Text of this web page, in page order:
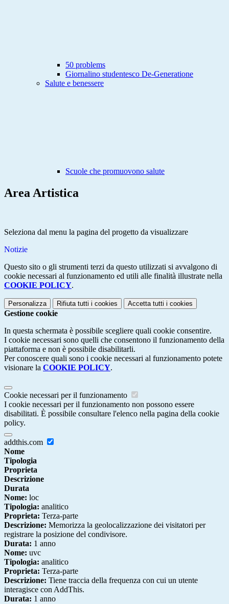
50 problems
Giornalino studentesco De-Generatione
Salute e benessere
Scuole che promuovono salute
Area Artistica
Seleziona dal menu la pagina del progetto da visualizzare
Notizie
Questo sito o gli strumenti terzi da questo utilizzati si avvalgono di
cookie necessari al funzionamento ed utili alle finalità illustrate nella
COOKIE POLICY.
Personalizza Rifiuta tutti i cookies Accetta tutti i cookies
Gestione cookie
In questa schermata è possibile scegliere quali cookie consentire.
I cookie necessari sono quelli che consentono il funzionamento della
piattaforma e non è possibile disabilitarli.
Per conoscere quali sono i cookie necessari al funzionamento potete
visionare la COOKIE POLICY.
Cookie necessari per il funzionamento
I cookie necessari per il funzionamento non possono essere
disabilitati. È possibile consultare l'elenco nella pagina della cookie
policy.
addthis.com
Nome
Tipologia
Proprieta
Descrizione
Durata
Nome: loc
Tipologia: analitico
Proprieta: Terza-parte
Descrizione: Memorizza la geolocalizzazione dei visitatori per
registrare la posizione del condivisore.
Durata: 1 anno
Nome: uvc
Tipologia: analitico
Proprieta: Terza-parte
Descrizione: Tiene traccia della frequenza con cui un utente
interagisce con AddThis.
Durata: 1 anno